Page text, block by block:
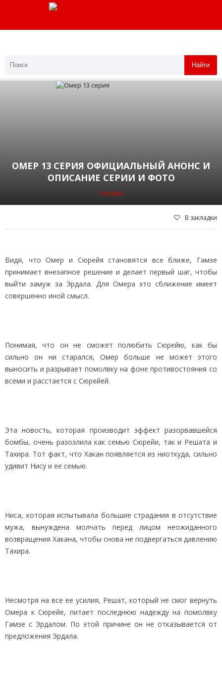
Найти
ОМЕР 13 СЕРИЯ ОФИЦИАЛЬНЫЙ АНОНС И
ОПИСАНИЕ СЕРИИ И ФОТО
Онлайн
В закладки
Видя, что Омер и Сюрейя становятся все ближе, Гамзе
принимает внезапное решение и делает первый шаг, чтобы
выйти замуж за Эрдала. Для Омера это сближение имеет
совершенно иной смысл.
Понимая, что он не сможет полюбить Сюрейю, как бы
сильно он ни старался, Омер больше не может этого
выносить и разрывает помолвку на фоне противостояния со
всеми и расстается с Сюрейей.
Эта новость, которая производит эффект разорвавшейся
бомбы, очень разозлила как семью Сюрейи, так и Решата и
Тахира. Тот факт, что Хакан появляется из ниоткуда, сильно
удивит Нису и ее семью.
Ниса, которая испытывала большие страдания в отсутствие
мужа, вынуждена молчать перед лицом неожиданного
возвращения Хакана, чтобы снова не подвергаться давлению
Тахира.
Несмотря на все ее усилия, Решат, который не смог вернуть
Омера к Сюрейе, питает последнюю надежду на помолвку
Гамзе с Эрдалом. По этой причине он не отказывается от
предложения Эрдала.